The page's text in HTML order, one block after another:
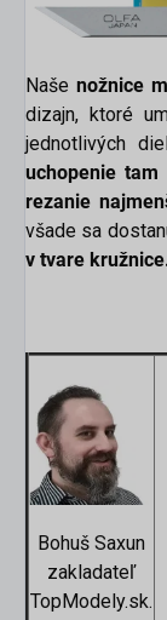
Našenožnice
dizajn, ktoré
jednotlivých
uchopenie
rezanie
všade sa
v tvare
Bohuš Saxun
zakladateľ
TopModely.sk.